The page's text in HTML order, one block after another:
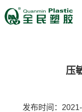
压
发布时间：